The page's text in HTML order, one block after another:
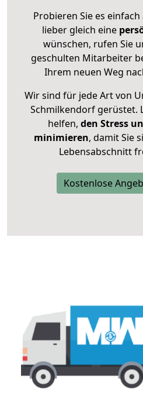
Probieren Sie es einfach
lieber gleich eine
wünschen, rufen Sie
geschulten Mitarbeiter
Ihrem neuen Weg
Wir sind für jede Art von
Schmilkendorf gerüstet.
helfen, den Stress
minimieren, damit Sie
Lebensabschnitt
Kostenlose